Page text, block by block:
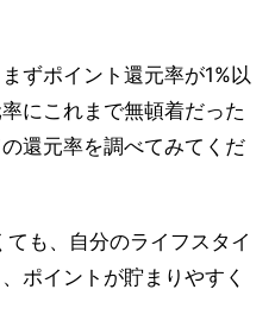
ずポイント還元率が1%以
にこれまで無頓着だった
還元率を調べてみてくだ
ても、自分のライフスタイ
ポイントが貯まりやすく